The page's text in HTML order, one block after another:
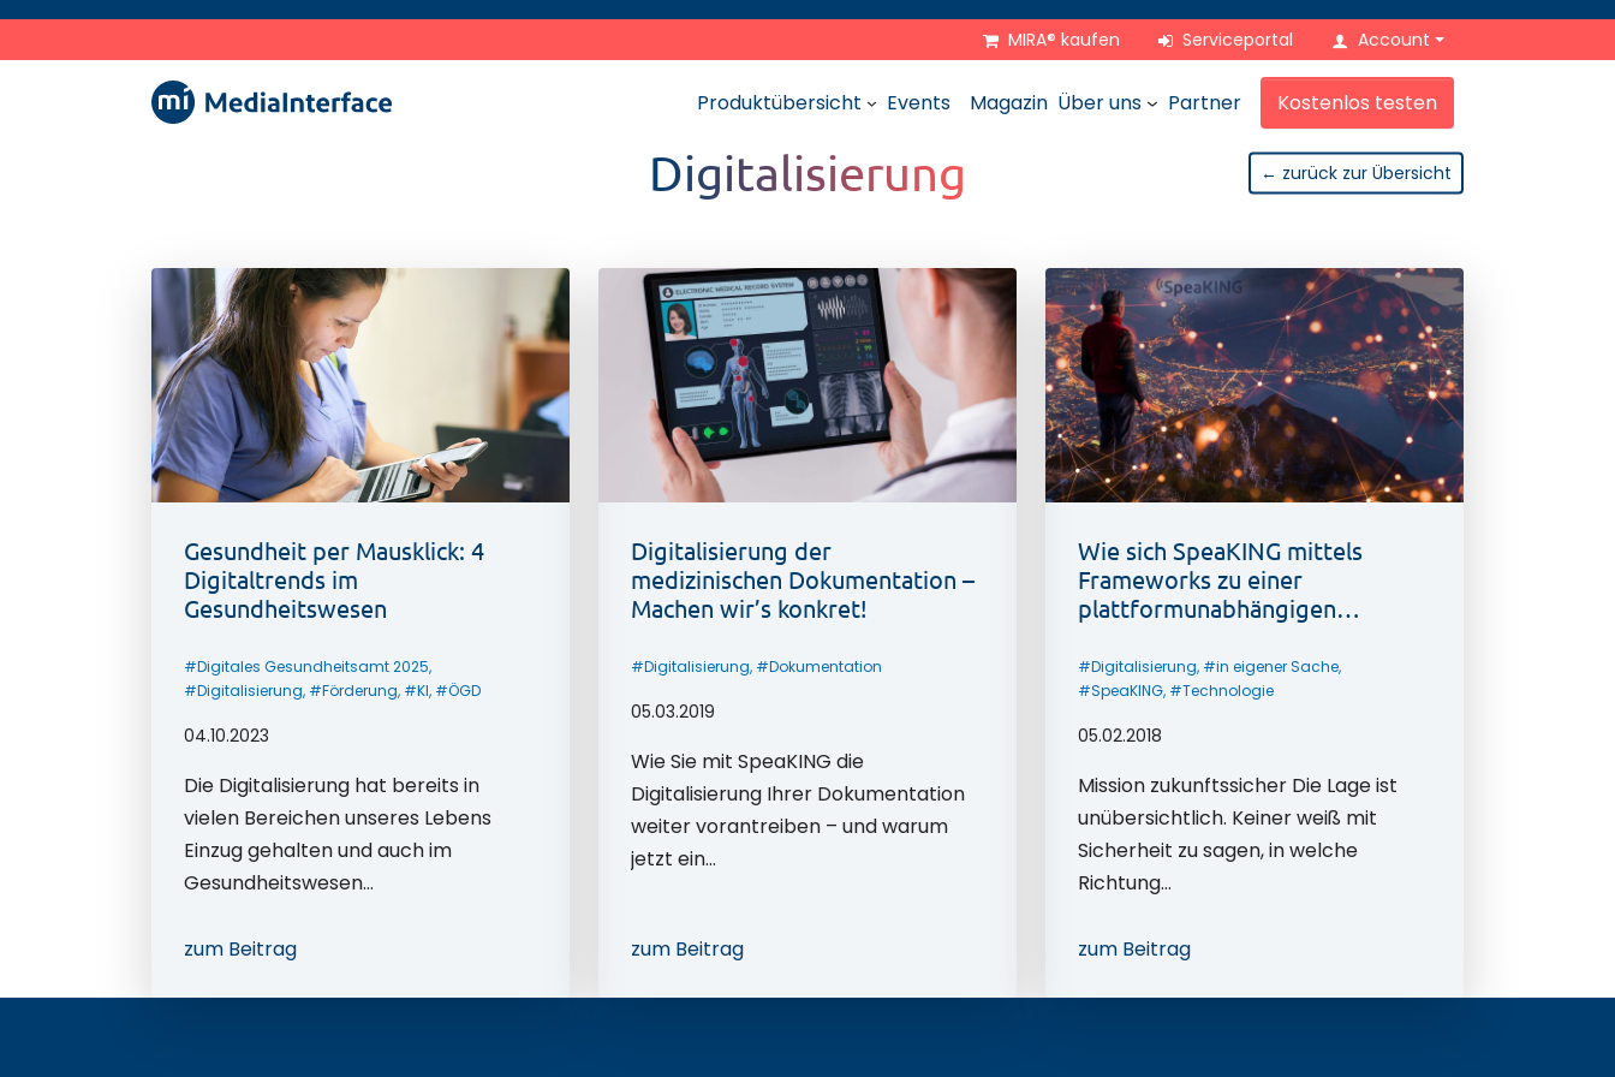
MIRA® kaufen Serviceportal Account
Produktübersicht
Für die ambulante
Versorgung
Für Ämter und Behörden
Professionelle Mikrofone
Events Magazin Über uns Partner Kostenlos testen
Digitalisierung ← zurück zur Übersicht
Gesundheit per Mausklick: 4
Digitaltrends im
Gesundheitswesen
#Digitales Gesundheitsamt 2025,
#Digitalisierung, #Förderung, #KI, #ÖGD
04.10.2023
Die Digitalisierung hat bereits in
vielen Bereichen unseres Lebens
Einzug gehalten und auch im
Gesundheitswesen…
zum Beitrag
Digitalisierung der
medizinischen Dokumentation –
Machen wir’s konkret!
#Digitalisierung, #Dokumentation
05.03.2019
Wie Sie mit SpeaKING die
Digitalisierung Ihrer Dokumentation
weiter vorantreiben – und warum
jetzt ein…
zum Beitrag
Wie sich SpeaKING mittels
Frameworks zu einer
plattformunabhängigen
#Digitalisierung, #in eigener Sache,
#SpeaKING, #Technologie
05.02.2018
Mission zukunftssicher Die Lage ist
unübersichtlich. Keiner weiß mit
Sicherheit zu sagen, in welche
Richtung…
zum Beitrag